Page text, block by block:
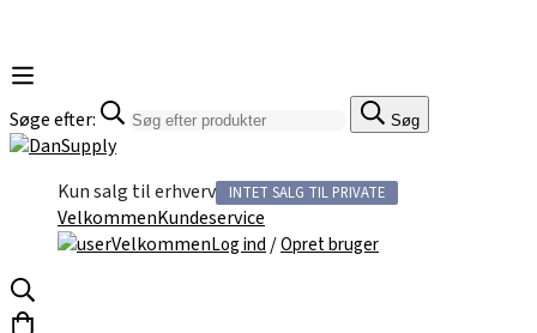
Søge efter: Søg
Kun salg til erhverv INTET SALG TIL PRIVATE
VelkommenKundeservice
VelkommenLog ind/Opret bruger